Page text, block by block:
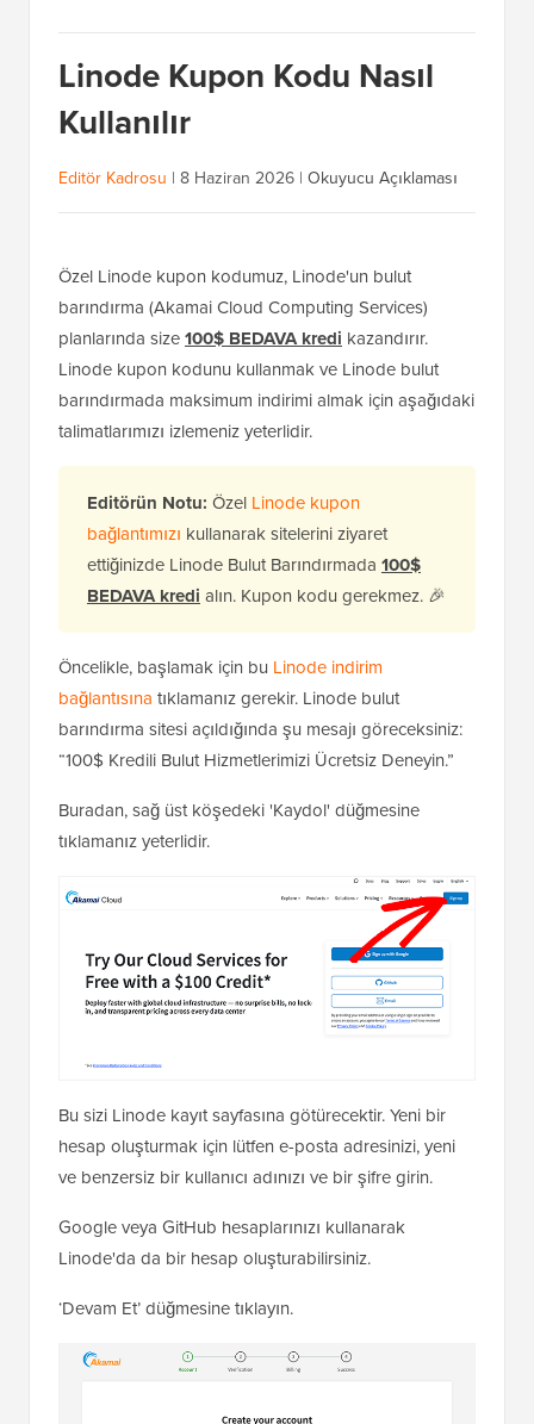
Linode Kupon Kodu Nasıl
Kullanılır
Editör Kadrosu | 8 Haziran 2026 | Okuyucu Açıklaması
Özel Linode kupon kodumuz, Linode'un bulut
barındırma (Akamai Cloud Computing Services)
planlarında size100$ BEDAVA kredi kazandırır.
Linode kupon kodunu kullanmak ve Linode bulut
barındırmada maksimum indirimi almak için aşağıdaki
talimatlarımızı izlemeniz yeterlidir.
Editörün Notu: Özel Linode kupon
bağlantımızı kullanarak sitelerini ziyaret
ettiğinizde Linode Bulut Barındırmada 100$
BEDAVA kredi alın. Kupon kodu gerekmez. 🎉
Öncelikle, başlamak için bu Linode indirim
bağlantısına tıklamanız gerekir. Linode bulut
barındırma sitesi açıldığında şu mesajı göreceksiniz:
“100$ Kredili Bulut Hizmetlerimizi Ücretsiz Deneyin.”
Buradan, sağ üst köşedeki 'Kaydol' düğmesine
tıklamanız yeterlidir.
Bu sizi Linode kayıt sayfasına götürecektir. Yeni bir
hesap oluşturmak için lütfen e-posta adresinizi, yeni
ve benzersiz bir kullanıcı adınızı ve bir şifre girin.
Google veya GitHub hesaplarınızı kullanarak
Linode'da da bir hesap oluşturabilirsiniz.
‘Devam Et’ düğmesine tıklayın.